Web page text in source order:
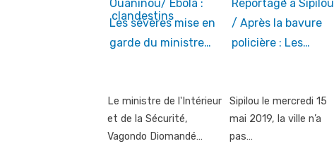
Ouaninou/ Ebola :
Les sévères mise en
garde du ministre…
Le ministre de l'Intérieur
et de la Sécurité,
Vagondo Diomandé…
Reportage à Sipilou
/ Après la bavure
policière : Les…
Sipilou le mercredi 15
mai 2019, la ville n’a
pas…